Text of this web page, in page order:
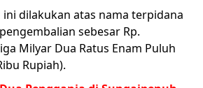
ini dilakukan atas nama terpidana
sebesar Rp.
Milyar Dua Ratus Enam Puluh
Rupiah).